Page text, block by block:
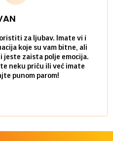
za ljubav. Imate vi i
koje su vam bitne, ali
jeste zaista polje emocija.
neku priču ili već imate
punom parom!